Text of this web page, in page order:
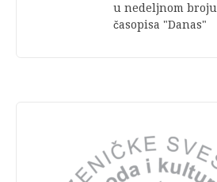
u nedeljnom broju
časopisa "Danas"